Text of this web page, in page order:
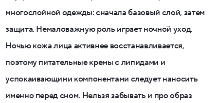
многослойной одежды: сначала базовый слой, затем
защита. Немаловажную роль играет ночной уход.
Ночью кожа лица активнее восстанавливается,
поэтому питательные кремы с липидами и
успокаивающими компонентами следует наносить
именно перед сном. Нельзя забывать и про образ